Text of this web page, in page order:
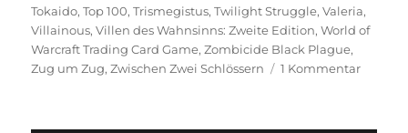
Tokaido,Top 100,Trismegistus,Twilight Struggle,Valeria,
Villainous,Villen des Wahnsinns: Zweite Edition,World of
Warcraft Trading Card Game,Zombicide Black Plague,
Zug um Zug,Zwischen Zwei Schlössern 1 Kommentarzu